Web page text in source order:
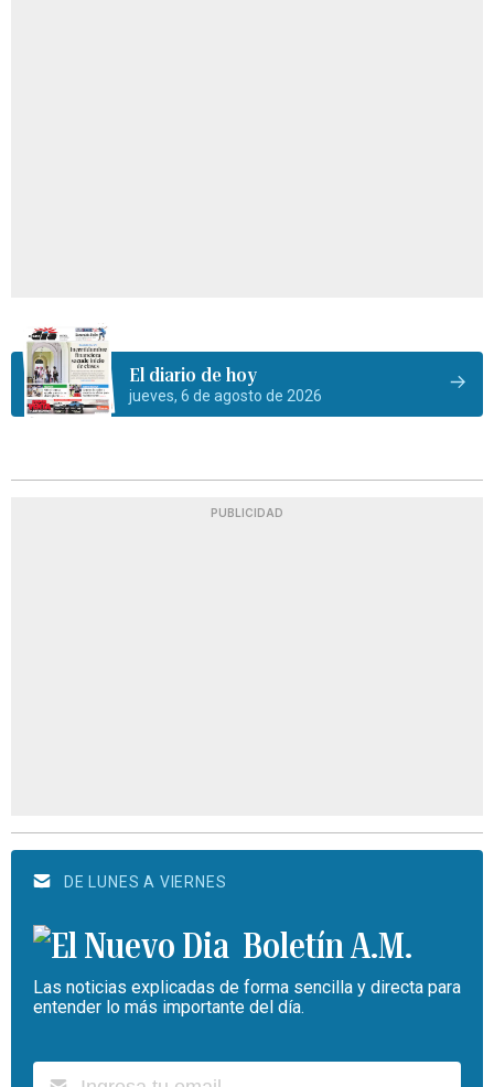
El diario de hoy
jueves, 6 de agosto de 2026
PUBLICIDAD
DE LUNES A VIERNES
Boletín A.M.
Las noticias explicadas de forma sencilla y directa para
entender lo más importante del día.